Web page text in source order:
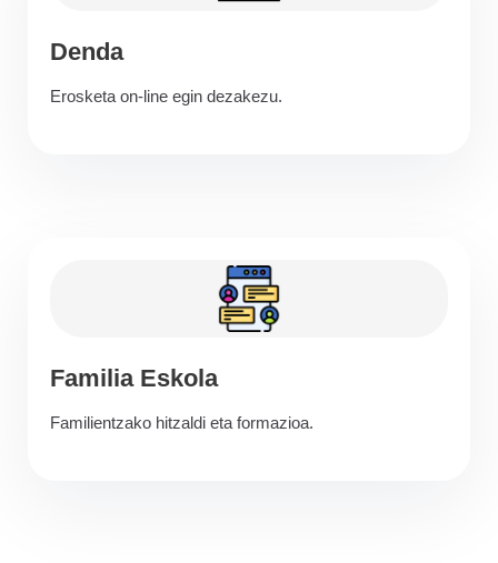
Denda
Erosketa on-line egin dezakezu.
Familia Eskola
Familientzako hitzaldi eta formazioa.